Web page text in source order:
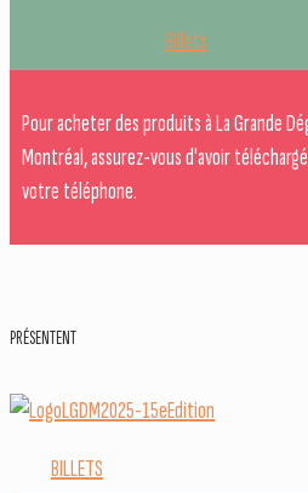
Billets
Pour acheter des produits à La Grande
Montréal, assurez-vous d'avoir téléchargé
votre téléphone.
PRÉSENTENT
BILLETS